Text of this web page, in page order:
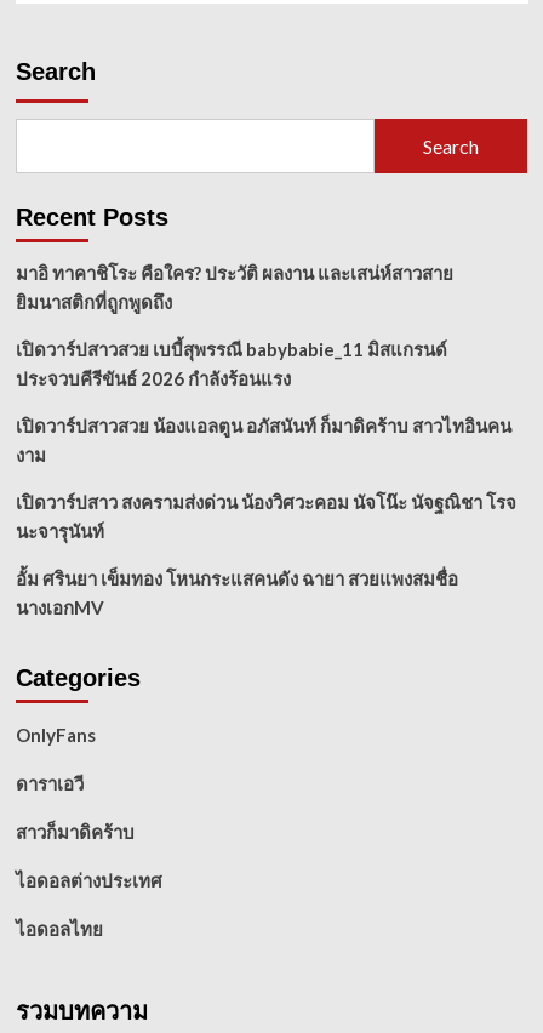
Search
Search
Recent Posts
มาอิ ทาคาชิโระ คือใคร? ประวัติ ผลงาน และเสน่ห์สาวสาย
ยิมนาสติกที่ถูกพูดถึง
เปิดวาร์ปสาวสวย เบบี้สุพรรณี babybabie_11 มิสแกรนด์
ประจวบคีรีขันธ์ 2026 กำลังร้อนแรง
เปิดวาร์ปสาวสวย น้องแอลตูน อภัสนันท์ ก็มาดิคร้าบ สาวไทอินคน
งาม
เปิดวาร์ปสาว สงครามส่งด่วน น้องวิศวะคอม นัจโน๊ะ นัจฐณิชา โรจ
นะจารุนันท์
อั้ม ศรินยา เข็มทอง โหนกระแสคนดัง ฉายา สวยแพงสมชื่อ
นางเอกMV
Categories
OnlyFans
ดาราเอวี
สาวก็มาดิคร้าบ
ไอดอลต่างประเทศ
ไอดอลไทย
รวมบทความ